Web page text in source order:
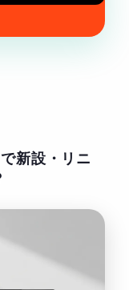
新設・リニ